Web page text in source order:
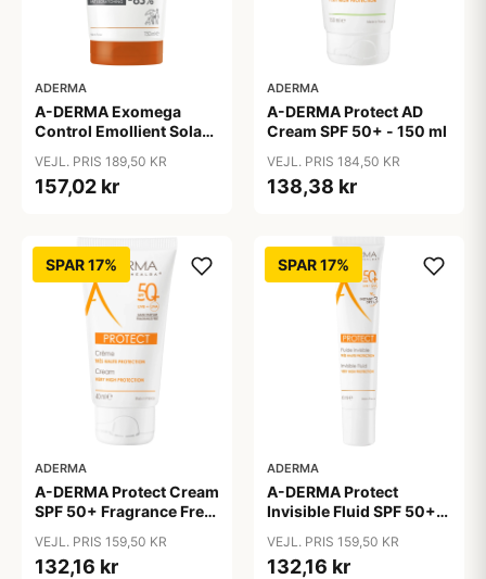
ADERMA
A-DERMA Exomega
Control Emollient Solar
VEJL. PRIS 189,50 KR
157,02 kr
ADERMA
A-DERMA Protect AD
Cream SPF 50+ - 150 ml
VEJL. PRIS 184,50 KR
138,38 kr
SPAR 17%
ADERMA
A-DERMA Protect Cream
SPF 50+ Fragrance Free
VEJL. PRIS 159,50 KR
132,16 kr
SPAR 17%
ADERMA
A-DERMA Protect
Invisible Fluid SPF 50+
VEJL. PRIS 159,50 KR
132,16 kr